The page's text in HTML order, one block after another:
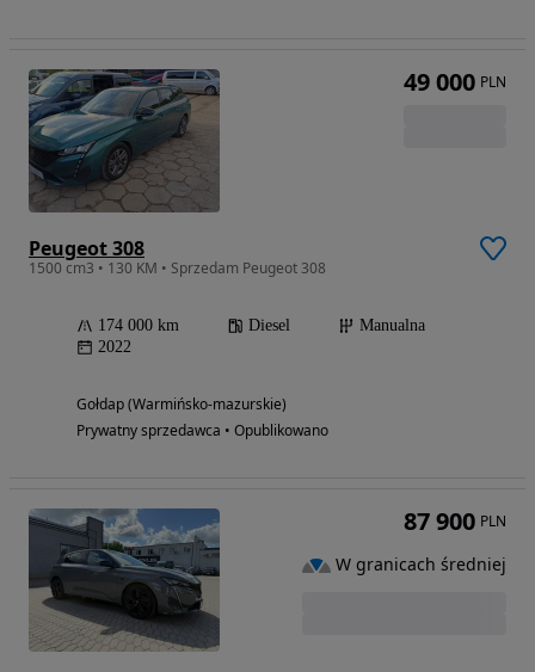
Peugeot 308
1500 cm3 • 130 KM • Sprzedam Peugeot 308
174 000 km Diesel
Manualna
2022
Gołdap (Warmińsko-mazurskie)
Prywatny sprzedawca • Opublikowano
49 000 PLN
87 900 PLN
W granicach średniej